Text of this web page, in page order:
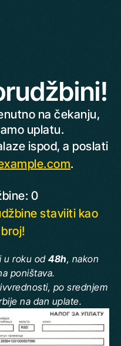
na čekanju,
uplatu.
ispod, a poslati
.
0
staviiti kao
u roku od48h, nakon
poništava.
po srednjem
na dan uplate.